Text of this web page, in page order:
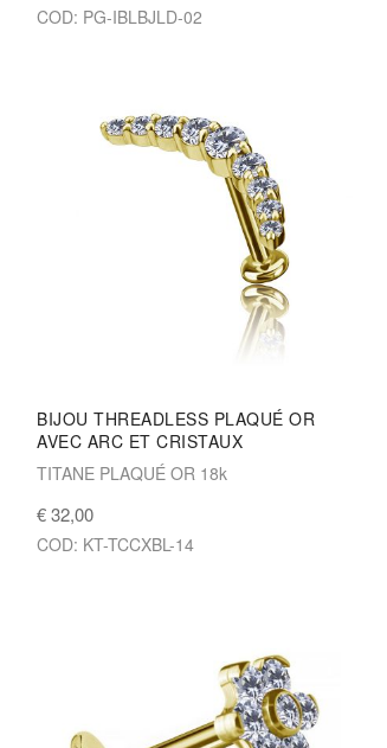
COD: PG-IBLBJLD-02
BIJOU THREADLESS PLAQUÉ OR
AVEC ARC ET CRISTAUX
TITANE PLAQUÉ OR 18k
€ 32,00
COD: KT-TCCXBL-14